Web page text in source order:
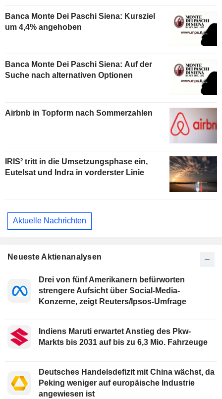
Banca Monte Dei Paschi Siena: Kursziel
um 4,4% angehoben
Banca Monte Dei Paschi Siena: Auf der
Suche nach alternativen Optionen
Airbnb in Topform nach Sommerzahlen
IRIS² tritt in die Umsetzungsphase ein,
Eutelsat und Indra in vorderster Linie
Aktuelle Nachrichten
Neueste Aktienanalysen
Drei von fünf Amerikanern befürworten
strengere Aufsicht über Social-Media-
Konzerne, zeigt Reuters/Ipsos-Umfrage
Indiens Maruti erwartet Anstieg des Pkw-
Markts bis 2031 auf bis zu 6,3 Mio. Fahrzeuge
Deutsches Handelsdefizit mit China wächst, da
Peking weniger auf europäische Industrie
angewiesen ist